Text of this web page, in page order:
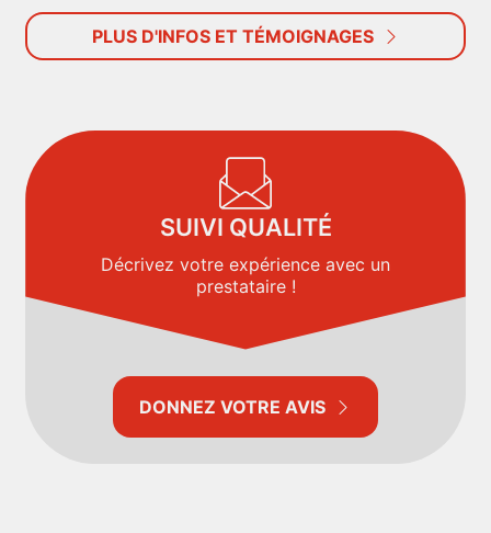
PLUS D'INFOS ET TÉMOIGNAGES
SUIVI QUALITÉ
Décrivez votre expérience avec un
prestataire !
DONNEZ VOTRE AVIS